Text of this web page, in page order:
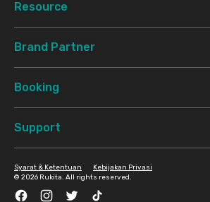
Resource
Brand Partner
Booking
Support
© 2026 Rukita. All rights reserved.
Syarat & Ketentuan Kebijakan Privasi
FacebookInstagramTwitter TikTok